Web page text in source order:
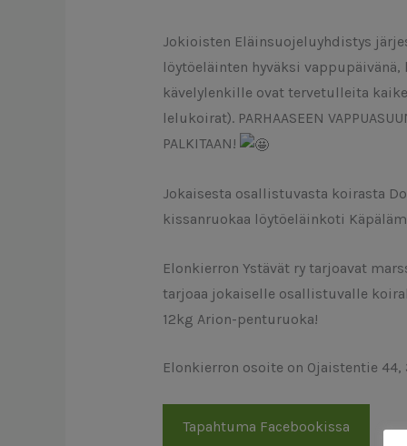
Jokioisten Eläinsuojeluyhdistys
löytöeläinten hyväksi vappupäivänä,
kävelylenkille ovat tervetulleita
lelukoirat). PARHAASEEN
PALKITAAN!
Jokaisesta osallistuvasta koirasta
kissanruokaa löytöeläinkoti
Elonkierron Ystävät ry tarjoavat
tarjoaa jokaiselle osallistuvalle
12kg Arion-penturuoka!
Elonkierron osoite on Ojaistentie 44,
Tapahtuma Facebookissa